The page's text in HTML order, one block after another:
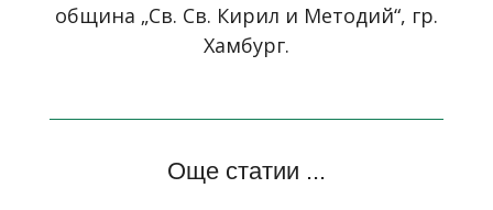
община „Св. Св. Кирил и Методий“, гр.
Хамбург.
Още статии ...